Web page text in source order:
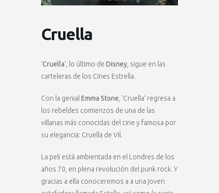
Cruella
‘Cruella‘, lo último de Disney , sigue en las
carteleras de los Cines Estrella.
Con la genial Emma Stone , ‘Cruella’ regresa a
los rebeldes comienzos de una de las
villanas más conocidas del cine y famosa por
su elegancia: Cruella de Vil.
La peli está ambientada en el Londres de los
años 70, en plena revolución del punk rock. Y
gracias a ella conoceremos a a una joven